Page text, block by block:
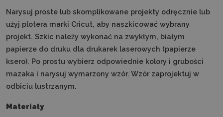
Narysuj proste lub skomplikowane projekty odręcznie lub
użyj plotera marki Cricut, aby naszkicować wybrany
projekt. Szkic należy wykonać na zwykłym, białym
papierze do druku dla drukarek laserowych (papierze
ksero). Po prostu wybierz odpowiednie kolory i grubości
mazaka i narysuj wymarzony wzór. Wzór zaprojektuj w
odbiciu lustrzanym.
Materiały